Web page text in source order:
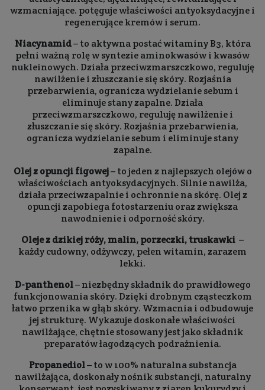
wzmacniające. potęguje właściwości antyoksydacyjne i
regenerujące kremów i serum.
Niacynamid– to aktywna postać witaminy B3, która
pełni ważną rolę w syntezie aminokwasów i kwasów
nukleinowych. Działa przeciwzmarszczkowo, reguluję
nawilżenie i złuszczanie się skóry. Rozjaśnia
przebarwienia, ogranicza wydzielanie sebum i
eliminuje stany zapalne. Działa
przeciwzmarszczkowo, reguluję nawilżenie i
złuszczanie się skóry. Rozjaśnia przebarwienia,
ogranicza wydzielanie sebum i eliminuje stany
zapalne.
Olej z opuncji figowej– to jeden z najlepszych olejów o
właściwościach antyoksydacyjnych. Silnie nawilża,
działa przeciwzapalnie i ochronnie na skórę. Olej z
opuncji zapobiega fotostarzeniu oraz zwiększa
nawodnienie i odporność skóry.
Oleje z dzikiej róży, malin, porzeczki, truskawki –
każdy cudowny, odżywczy, pełen witamin, zarazem
lekki.
D-panthenol– niezbędny składnik do prawidłowego
funkcjonowania skóry. Dzięki drobnym cząsteczkom
łatwo przenika w głąb skóry. Wzmacnia i odbudowuje
jej strukturę. Wykazuje doskonałe właściwości
nawilżające, chętnie stosowany jest jako składnik
preparatów łagodzących podrażnienia.
Propanediol– to w 100% naturalna substancja
nawilżająca, doskonały nośnik substancji, naturalny